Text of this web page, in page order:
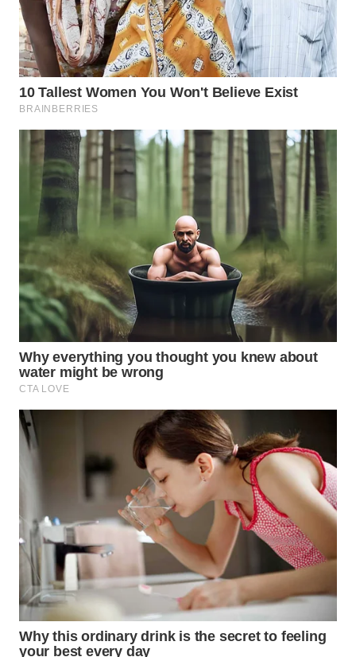
WN
LIKUPANG
WN
LABUANBAJO
BORNEO
Wahana
Group
WAHANA
NEWS
WAHANA
TANI
WAHANA
ADVOKAT
WAHANA
INFRASTRUKTUR
WAHANA
KONSUMEN
WAHANA
LISTRIK
WAHANA
TRAVEL